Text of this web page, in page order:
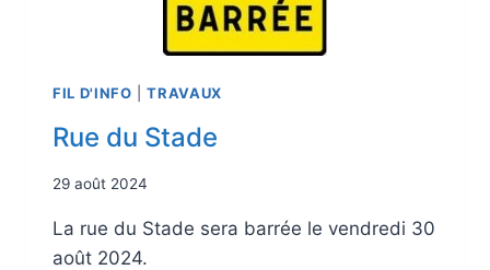
FIL D'INFO |TRAVAUX
Rue du Stade
29 août 2024
La rue du Stade sera barrée le vendredi 30
août 2024.